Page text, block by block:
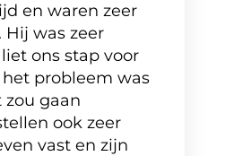
en waren zeer
Hij was zeer
ons stap voor
probleem was
zou gaan
ook zeer
vast en zijn